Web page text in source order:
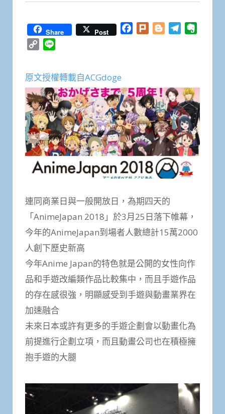
Share Post Facebook
Plurk BloggerTelegram
Copy
原文授權轉載自ACGdoge
連同商業日與一般開放日，為期四天的
「AnimeJapan 2018」於3月25日落下帷幕，
今年的AnimeJapan到場者人數總計15萬2000
人創下歷史新高
今年Anime Japan的特色就是公開的女性向作
品和手遊改編類作品比較集中，而且手遊作品
的存在感很強，明顯感受到手遊與動畫業界在
加速融合
未來日本或許有更多的手遊企劃會以動畫化為
前提進行企劃立項，而且動畫公司也在積極擁
抱手遊的大腿